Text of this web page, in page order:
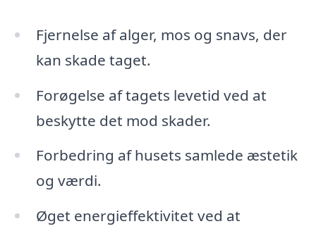
Fjernelse af alger, mos og snavs, der
kan skade taget.
Forøgelse af tagets levetid ved at
beskytte det mod skader.
Forbedring af husets samlede æstetik
og værdi.
Øget energieffektivitet ved at